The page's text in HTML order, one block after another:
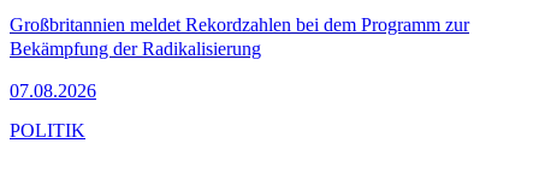
Großbritannien meldet Rekordzahlen bei dem Programm zur
Bekämpfung der Radikalisierung
07.08.2026
POLITIK